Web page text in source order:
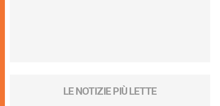
LE NOTIZIE PIÙ LETTE